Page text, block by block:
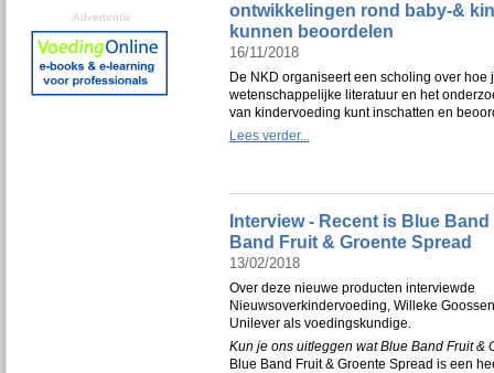
ontwikkelingen rond baby-&
kunnen beoordelen
16/11/2018
De NKD organiseert een scholing over hoe
wetenschappelijke literatuur en het
van kindervoeding kunt inschatten en
Lees verder...
Interview - Recent is Blue
Band Fruit & Groente Spread
13/02/2018
Over deze nieuwe producten interviewde
Nieuwsoverkindervoeding, Willeke
Unilever als voedingskundige.
Kun je ons uitleggen wat Blue Band Fruit &
Blue Band Fruit & Groente Spread is een
Advertentie